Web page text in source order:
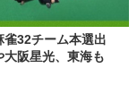
雀32チーム本選出
阪星光、東海も